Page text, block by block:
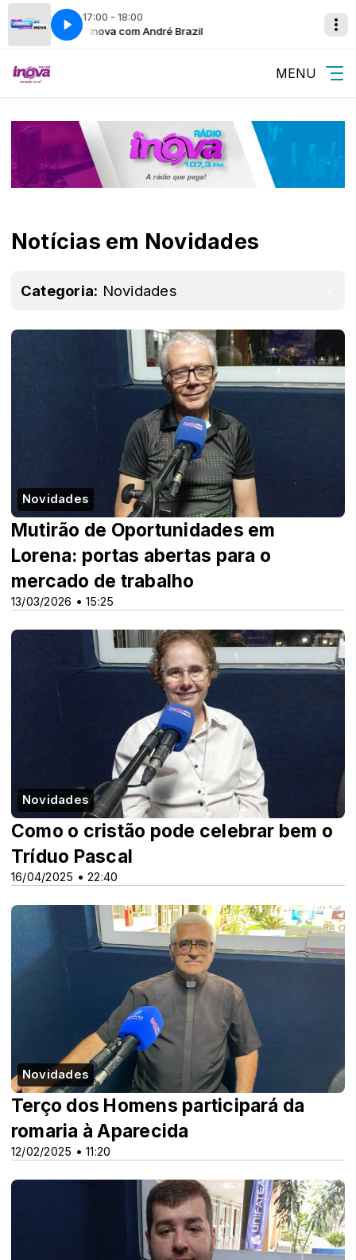
17:00 - 18:00
Jornal Inova com André Brazil Jornal
MENU
Notícias em Novidades
Categoria: Novidades
Novidades
13/03/2026 • 15:25
Mutirão de Oportunidades em
Lorena: portas abertas para o
mercado de trabalho
Novidades
16/04/2025 • 22:40
Como o cristão pode celebrar bem o
Tríduo Pascal
Novidades
12/02/2025 • 11:20
Terço dos Homens participará da
romaria à Aparecida